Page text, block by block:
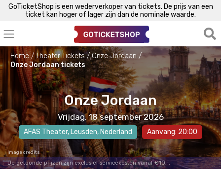
GoTicketShop is een wederverkoper van tickets. De prijs van een
ticket kan hoger of lager zijn dan de nominale waarde.
Home Theater Tickets
Onze Jordaan
Onze Jordaan tickets
Onze Jordaan
Vrijdag, 18 september 2026
AFAS Theater, Leusden, Nederland Aanvang: 20:00
Image credits
De getoonde prijzen zijn exclusief servicekosten vanaf €10,-.